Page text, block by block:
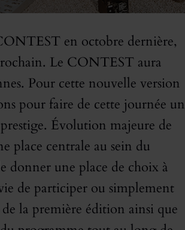
en octobre dernière,
Le CONTEST aura
Pour cette nouvelle version
pour faire de cette journée un
Évolution majeure de
place centrale au sein du
donner une place de choix à
de participer ou simplement
la première édition ainsi que